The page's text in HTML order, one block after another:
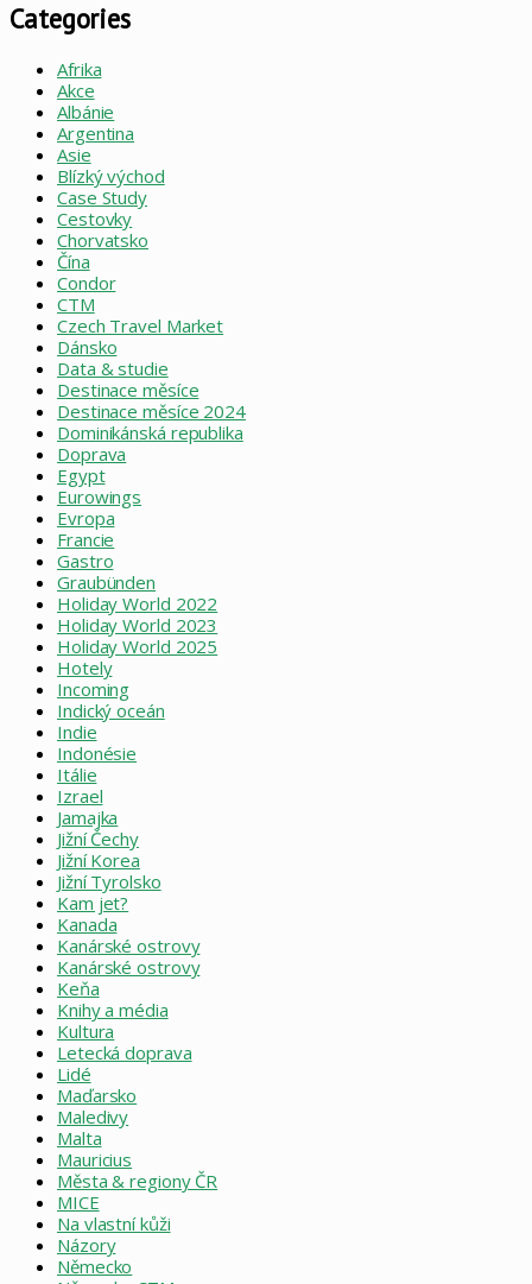
Categories
Afrika
Akce
Albánie
Argentina
Asie
Blízký východ
Case Study
Cestovky
Chorvatsko
Čína
Condor
CTM
Czech Travel Market
Dánsko
Data & studie
Destinace měsíce
Destinace měsíce 2024
Dominikánská republika
Doprava
Egypt
Eurowings
Evropa
Francie
Gastro
Graubünden
Holiday World 2022
Holiday World 2023
Holiday World 2025
Hotely
Incoming
Indický oceán
Indie
Indonésie
Itálie
Izrael
Jamajka
Jižní Čechy
Jižní Korea
Jižní Tyrolsko
Kam jet?
Kanada
Kanárské ostrovy
Kanárské ostrovy
Keňa
Knihy a média
Kultura
Letecká doprava
Lidé
Maďarsko
Maledivy
Malta
Mauricius
Města & regiony ČR
MICE
Na vlastní kůži
Názory
Německo